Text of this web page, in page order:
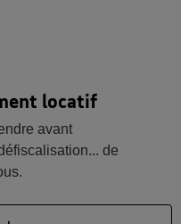
locatif
avant
de